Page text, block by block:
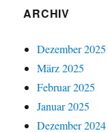
ARCHIV
Dezember 2025
März 2025
Februar 2025
Januar 2025
Dezember 2024